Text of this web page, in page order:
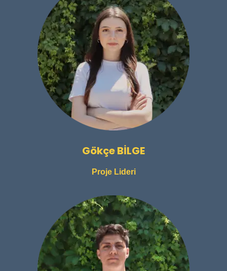
Gökçe BİLGE
Proje Lideri